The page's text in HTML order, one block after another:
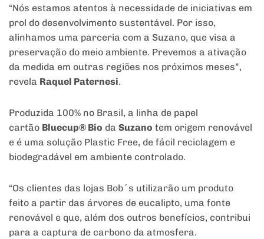
“Nós estamos atentos à necessidade de iniciativas em
prol do desenvolvimento sustentável. Por isso,
alinhamos uma parceria com a Suzano, que visa a
preservação do meio ambiente. Prevemos a ativação
da medida em outras regiões nos próximos meses”,
revela Raquel Paternesi.
Produzida 100% no Brasil, a linha de papel
cartão Bluecup® Bio da Suzano tem origem renovável
e é uma solução Plastic Free, de fácil reciclagem e
biodegradável em ambiente controlado.
“Os clientes das lojas Bob´s utilizarão um produto
feito a partir das árvores de eucalipto, uma fonte
renovável e que, além dos outros benefícios, contribui
para a captura de carbono da atmosfera.